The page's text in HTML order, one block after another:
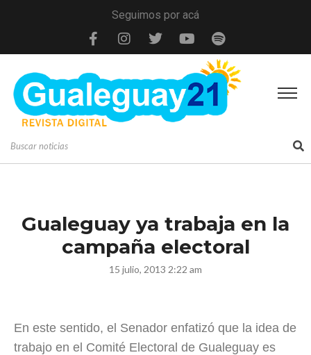
Seguimos por acá
Gualeguay ya trabaja en la
campaña electoral
15 julio, 2013 2:22 am
En este sentido, el Senador enfatizó que la idea de
trabajo en el Comité Electoral de Gualeguay es